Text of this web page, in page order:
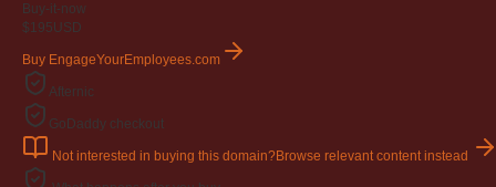
Buy-it-now
$195USD
Buy EngageYourEmployees.com
Afternic
GoDaddy checkout
Not interested in buying this domain?Browse relevant content instead